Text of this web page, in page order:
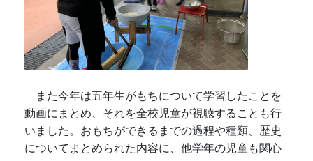
また今年は五年生がもちについて学習したことを
動画にまとめ、それを全校児童が視聴することも行
いました。おもちができるまでの過程や種類、歴史
についてまとめられた内容に、他学年の児童も関心